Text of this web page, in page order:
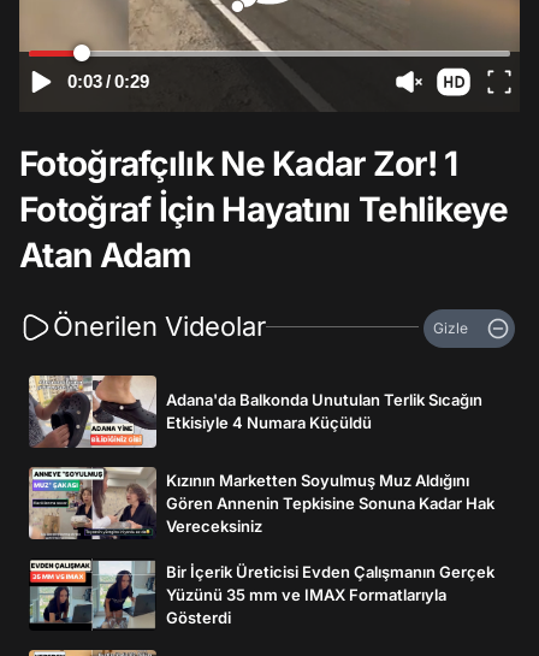
0:03/0:29
Fotoğrafçılık Ne Kadar Zor! 1
Fotoğraf İçin Hayatını Tehlikeye
Atan Adam
Önerilen Videolar Gizle
Adana'da Balkonda Unutulan Terlik Sıcağın
Etkisiyle 4 Numara Küçüldü
Kızının Marketten Soyulmuş Muz Aldığını
Gören Annenin Tepkisine Sonuna Kadar Hak
Vereceksiniz
Bir İçerik Üreticisi Evden Çalışmanın Gerçek
Yüzünü 35 mm ve IMAX Formatlarıyla
Gösterdi